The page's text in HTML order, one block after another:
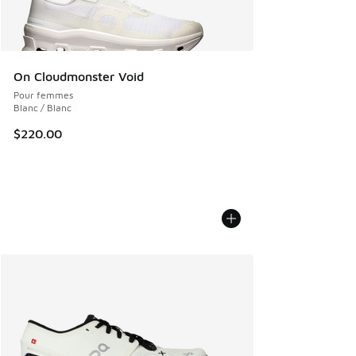
On Cloudmonster Void
Pour femmes
Blanc / Blanc
$220.00